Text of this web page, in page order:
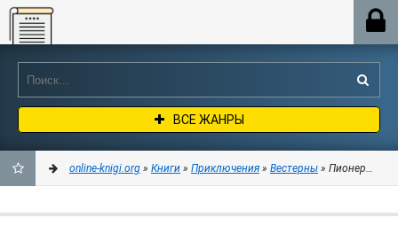
Online-knigi.org
ВСЕ ЖАНРЫ
online-knigi.org » Книги » Приключения » Вестерны » Пионеры,